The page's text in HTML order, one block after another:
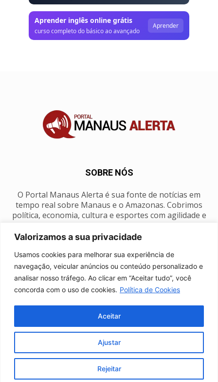
Valorizamos a sua privacidade
Usamos cookies para melhorar sua experiência de
navegação, veicular anúncios ou conteúdo personalizado e
analisar nosso tráfego. Ao clicar em “Aceitar tudo”, você
concorda com o uso de cookies. Política de Cookies
Ajustar
Rejeitar
Aceitar
Aprender inglês online grátis
curso completo do básico ao avançado
Aprender
SOBRE NÓS
O Portal Manaus Alerta é sua fonte de notícias em
tempo real sobre Manaus e o Amazonas. Cobrimos
política, economia, cultura e esportes com agilidade e
SIGA-NOS
Fale conosco
Manaus Clima